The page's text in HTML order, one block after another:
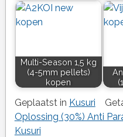
Multi-Season 1,5 kg
(4-5mm pellets)
kopen
Geplaatst in Kusuri
Oplossing (30%) Anti
Kusuri